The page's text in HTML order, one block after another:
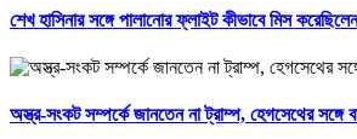
শেখ হাসিনার সঙ্গে পালানোর ফ্লাইট কীভাবে মিস
অস্ত্র-সংকট সম্পর্কে জানতেন না ট্রাম্প, হেগসেথের সঙ্গে